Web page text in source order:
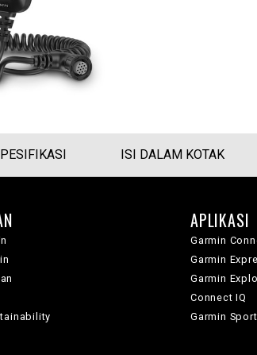
ISI DALAM KOTAK
APLIKASI
Garmin
Garmin
Garmin
Connect IQ
Garmin